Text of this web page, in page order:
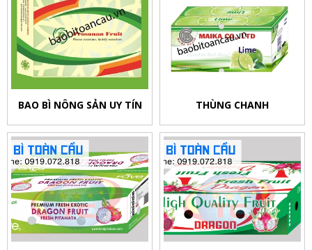
BAO BÌ NÔNG SẢN UY TÍN THÙNG CHANH